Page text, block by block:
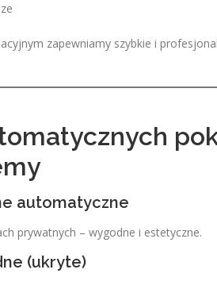
zapewniamy szybkie i
automatyczne
prywatnych – wygodne i estetyczne.
(ukryte)